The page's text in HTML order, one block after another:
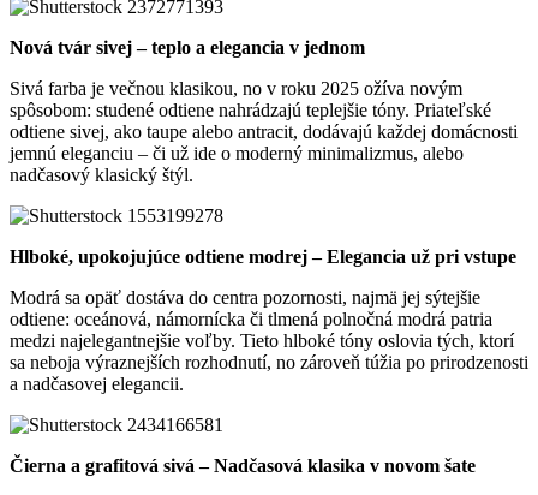
Nová tvár sivej – teplo a elegancia v jednom
Sivá farba je večnou klasikou, no v roku 2025 ožíva novým
spôsobom: studené odtiene nahrádzajú teplejšie tóny. Priateľské
odtiene sivej, ako taupe alebo antracit, dodávajú každej domácnosti
jemnú eleganciu – či už ide o moderný minimalizmus, alebo
nadčasový klasický štýl.
Hlboké, upokojujúce odtiene modrej – Elegancia už pri vstupe
Modrá sa opäť dostáva do centra pozornosti, najmä jej sýtejšie
odtiene: oceánová, námornícka či tlmená polnočná modrá patria
medzi najelegantnejšie voľby. Tieto hlboké tóny oslovia tých, ktorí
sa neboja výraznejších rozhodnutí, no zároveň túžia po prirodzenosti
a nadčasovej elegancii.
Čierna a grafitová sivá – Nadčasová klasika v novom šate